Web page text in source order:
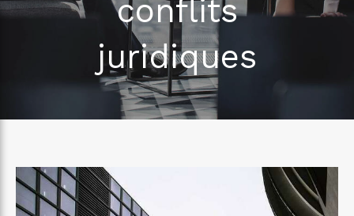
conflits
juridiques